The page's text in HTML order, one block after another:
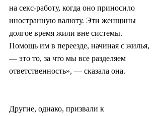
на секс-работу, когда оно приносило
иностранную валюту. Эти женщины
долгое время жили вне системы.
Помощь им в переезде, начиная с жилья,
— это то, за что мы все разделяем
ответственность», — сказала она.
Другие, однако, призвали к